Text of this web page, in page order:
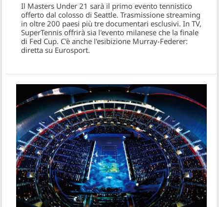
Il Masters Under 21 sarà il primo evento tennistico
offerto dal colosso di Seattle. Trasmissione streaming
in oltre 200 paesi più tre documentari esclusivi. In TV,
SuperTennis offrirà sia l'evento milanese che la finale
di Fed Cup. C'è anche l'esibizione Murray-Federer:
diretta su Eurosport.